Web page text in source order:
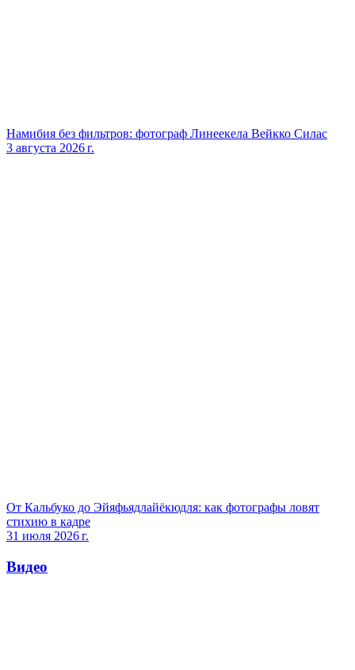
Намибия без фильтров: фотограф Линеекела Вейкко Силас
3 августа 2026 г.
От Кальбуко до Эйяфьядлайёкюдля: как фотографы ловят
стихию в кадре
31 июля 2026 г.
Видео